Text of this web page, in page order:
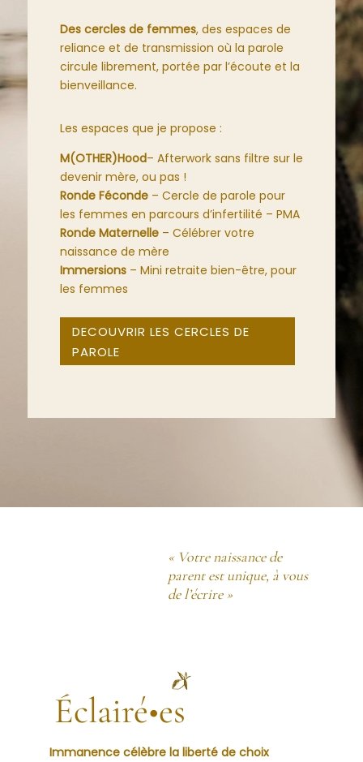
Des cercles de femmes, des espaces de
reliance et de transmission où la parole
circule librement, portée par l’écoute et la
bienveillance.
Les espaces que je propose :
M(OTHER)Hood– Afterwork sans filtre sur le
devenir mère, ou pas !
Ronde Féconde– Cercle de parole pour
les femmes en parcours d’infertilité – PMA
Ronde Maternelle– Célébrer votre
naissance de mère
Immersions– Mini retraite bien-être, pour
les femmes
DECOUVRIR LES CERCLES DE
PAROLE
« Votre naissance de
parent est unique, à vous
de l’écrire »
Éclairé•es
Immanence célèbre la liberté de choix